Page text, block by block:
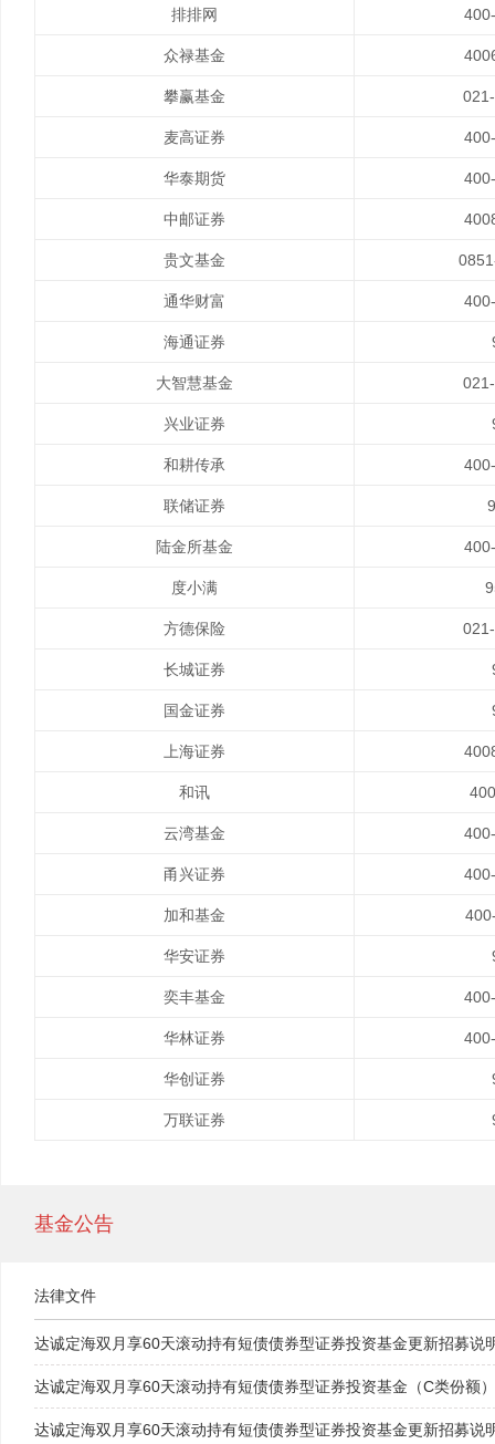
排排网
众禄基金
攀赢基金
麦高证券
华泰期货
中邮证券
贵文基金
通华财富
海通证券
大智慧基金
兴业证券
和耕传承
联储证券
陆金所基金
度小满
方德保险
长城证券
国金证券
上海证券
和讯
云湾基金
甬兴证券
加和基金
华安证券
奕丰基金
华林证券
华创证券
万联证券
基金公告
法律文件
达诚定海双月享60天滚动持有短债债券型证券投资基金更新招募说
达诚定海双月享60天滚动持有短债债券型证券投资基金（C类份额
达诚定海双月享60天滚动持有短债债券型证券投资基金更新招募说